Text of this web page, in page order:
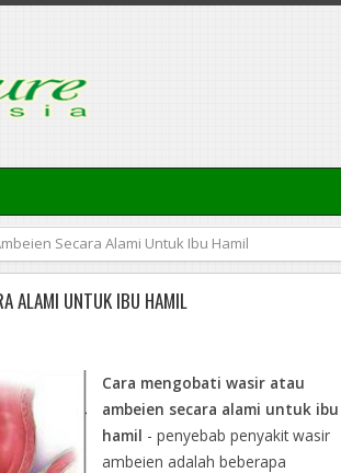
Secara Alami Untuk Ibu Hamil
ALAMI UNTUK IBU HAMIL
Cara mengobati wasir atau
ambeien secara alami untuk ibu
hamil - penyebab penyakit wasir
ambeien adalah beberapa